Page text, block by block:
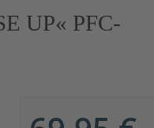
UP« PFC-